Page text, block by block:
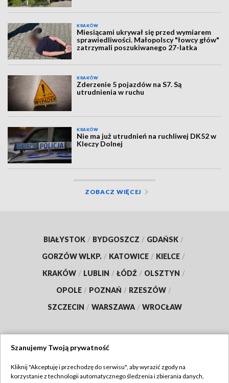
KRAKÓW
Miesiącami ukrywał się przed wymiarem
sprawiedliwości. Małopolscy "łowcy głów"
zatrzymali poszukiwanego 27-latka
KRAKÓW
Zderzenie 5 pojazdów na S7. Są
utrudnienia w ruchu
KRAKÓW
Nie ma już utrudnień na ruchliwej DK52 w
Kleczy Dolnej
ZOBACZ WIĘCEJ
BIAŁYSTOK / BYDGOSZCZ / GDAŃSK /
GORZÓW WLKP. / KATOWICE / KIELCE /
KRAKÓW / LUBLIN / ŁÓDŹ / OLSZTYN /
OPOLE / POZNAŃ / RZESZÓW /
SZCZECIN / WARSZAWA / WROCŁAW
TVP
Szanujemy Twoją prywatność
Kliknij "Akceptuję i przechodzę do serwisu", aby wyrazić zgody na
korzystanie z technologii automatycznego śledzenia i zbierania danych,